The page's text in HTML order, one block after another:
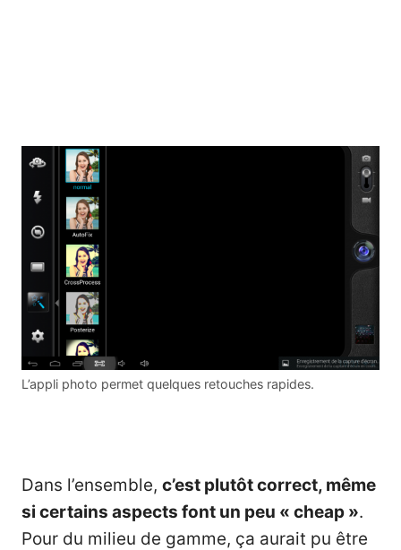
L’appli photo permet quelques retouches rapides.
Dans l’ensemble, c’est plutôt correct, même
si certains aspects font un peu « cheap ».
Pour du milieu de gamme, ça aurait pu être